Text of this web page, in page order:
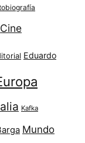
Cine
Eduardo
Kafka
Mundo